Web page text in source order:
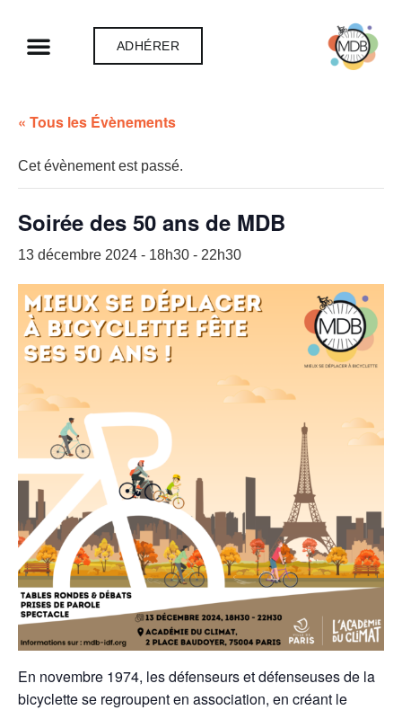
ADHÉRER
« Tous les Évènements
Cet évènement est passé.
Soirée des 50 ans de MDB
13 décembre 2024 - 18h30 - 22h30
En novembre 1974, les défenseurs et défenseuses de la
bicyclette se regroupent en association, en créant le